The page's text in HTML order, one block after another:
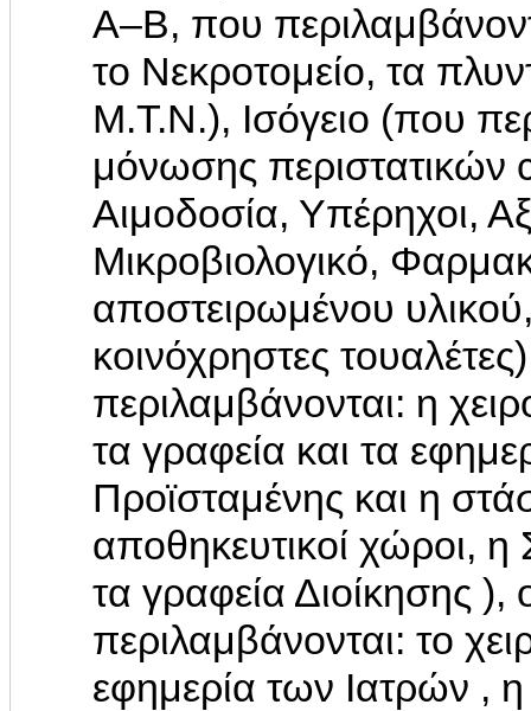
Α–Β, που
το Νεκροτομείο, τα
Μ.Τ.Ν.), Ισόγειο (που
μόνωσης περιστατικών
Αιμοδοσία, Υπέρηχοι,
Μικροβιολογικό,
αποστειρωμένου
κοινόχρηστες
περιλαμβάνονται: η
τα γραφεία και τα
Προϊσταμένης και η
αποθηκευτικοί χώροι, η
τα γραφεία Διοίκησης
περιλαμβάνονται: το
εφημερία των Ιατρών ,